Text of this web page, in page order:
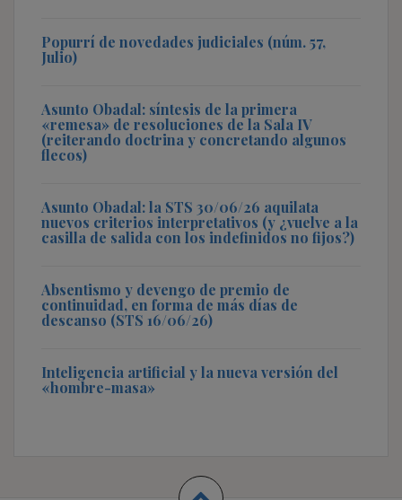
Popurrí de novedades judiciales (núm. 57,
Julio)
Asunto Obadal: síntesis de la primera
«remesa» de resoluciones de la Sala IV
(reiterando doctrina y concretando algunos
flecos)
Asunto Obadal: la STS 30/06/26 aquilata
nuevos criterios interpretativos (y ¿vuelve a la
casilla de salida con los indefinidos no fijos?)
Absentismo y devengo de premio de
continuidad, en forma de más días de
descanso (STS 16/06/26)
Inteligencia artificial y la nueva versión del
«hombre-masa»